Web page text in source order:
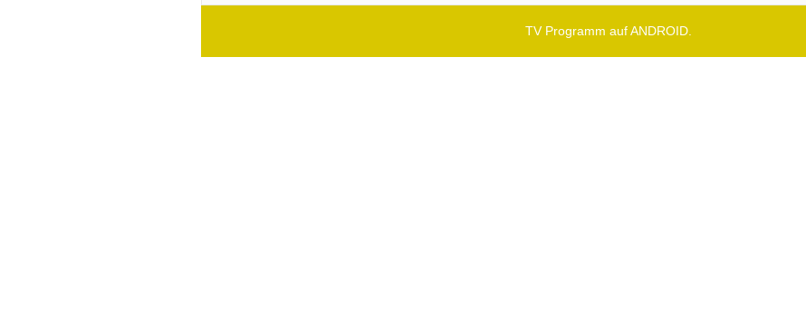
TV Programm auf ANDROID.